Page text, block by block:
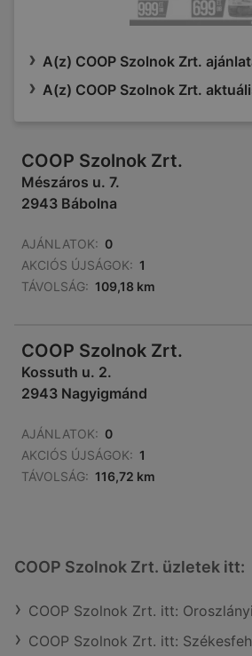
A(z) COOP Szolnok Zrt.
A(z) COOP Szolnok Zrt.
COOP Szolnok Zrt.
Mészáros u. 7.
2943 Bábolna
AJÁNLATOK: 0
AKCIÓS ÚJSÁGOK: 1
TÁVOLSÁG: 109,18 km
COOP Szolnok Zrt.
Kossuth u. 2.
2943 Nagyigmánd
AJÁNLATOK: 0
AKCIÓS ÚJSÁGOK: 1
TÁVOLSÁG: 116,72 km
COOP Szolnok Zrt. üzletek itt:
COOP Szolnok Zrt. itt: Oroszlányi
COOP Szolnok Zrt. itt: